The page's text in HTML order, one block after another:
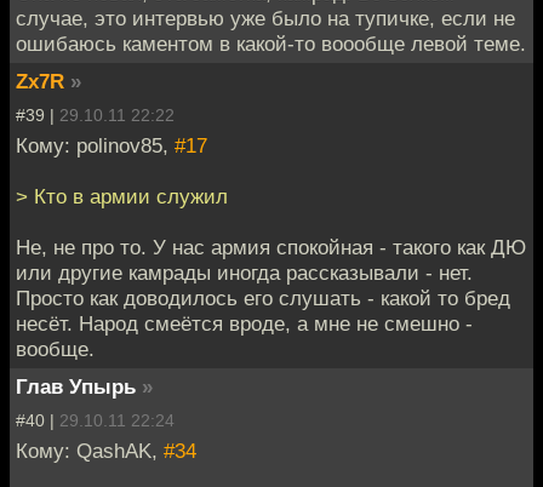
случае, это интервью уже было на тупичке, если не
ошибаюсь каментом в какой-то воообще левой теме.
Zx7R »
#39 | 29.10.11 22:22
Кому: polinov85, #17
> Кто в армии служил
Не, не про то. У нас армия спокойная - такого как ДЮ
или другие камрады иногда рассказывали - нет.
Просто как доводилось его слушать - какой то бред
несёт. Народ смеётся вроде, а мне не смешно -
вообще.
Глав Упырь »
#40 | 29.10.11 22:24
Кому: QashAK, #34